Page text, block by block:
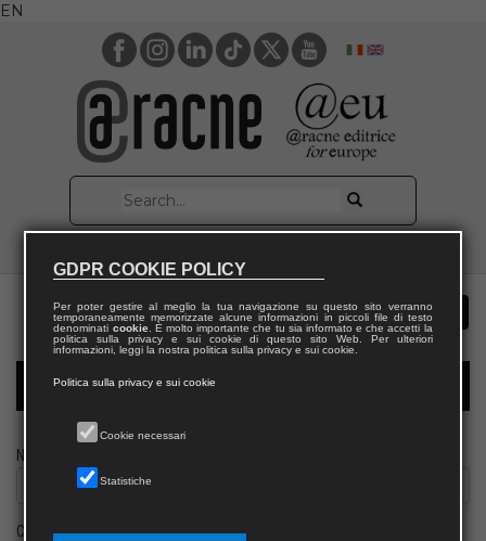
EN
Modulo richiesta saggio docente
Nome
Cognome
GDPR COOKIE POLICY
Per poter gestire al meglio la tua navigazione su questo sito verranno
temporaneamente memorizzate alcune informazioni in piccoli file di testo
denominati cookie. È molto importante che tu sia informato e che accetti la
politica sulla privacy e sui cookie di questo sito Web. Per ulteriori
informazioni, leggi la nostra politica sulla privacy e sui cookie.
Politica sulla privacy e sui cookie
Cookie necessari
Statistiche